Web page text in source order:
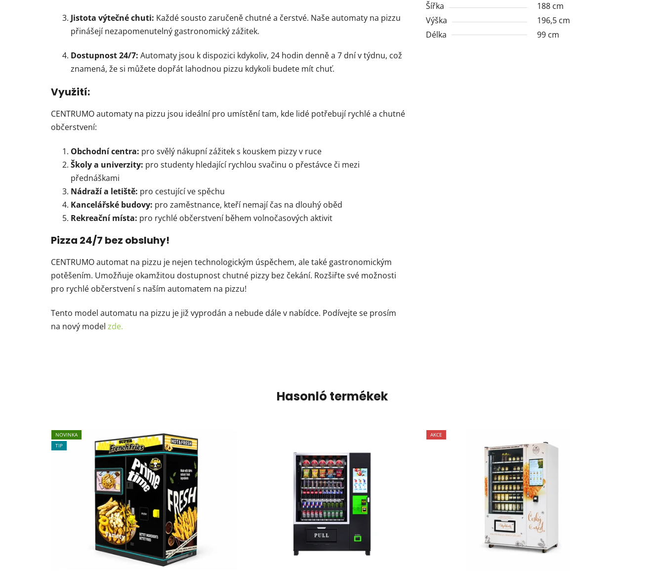
Jistota výtečné chuti: Každé sousto zaručeně chutné a čerstvé. Naše automaty na pizzu
přinášejí nezapomenutelný gastronomický zážitek.
Dostupnost 24/7: Automaty jsou k dispozici kdykoliv, 24 hodin denně a 7 dní v týdnu, což
znamená, že si můžete dopřát lahodnou pizzu kdykoli budete mít chuť.
Využití:
CENTRUMO automaty na pizzu jsou ideální pro umístění tam, kde lidé potřebují rychlé a chutné
občerstvení:
Obchodní centra: pro svělý nákupní zážitek s kouskem pizzy v ruce
Školy a univerzity: pro studenty hledající rychlou svačinu o přestávce či mezi
přednáškami
Nádraží a letiště: pro cestující ve spěchu
Kancelářské budovy: pro zaměstnance, kteří nemají čas na dlouhý oběd
Rekreační místa: pro rychlé občerstvení během volnočasových aktivit
Pizza 24/7 bez obsluhy!
CENTRUMO automat na pizzu je nejen technologickým úspěchem, ale také gastronomickým
potěšením. Umožňuje okamžitou dostupnost chutné pizzy bez čekání. Rozšiřte své možnosti
pro rychlé občerstvení s naším automatem na pizzu!
Tento model automatu na pizzu je již vyprodán a nebude dále v nabídce. Podívejte se prosím
na nový model zde.
Šířka
188 cm
Výška
196,5 cm
Délka
99 cm
Hasonló termékek
NOVINKA
TIP
AKCE